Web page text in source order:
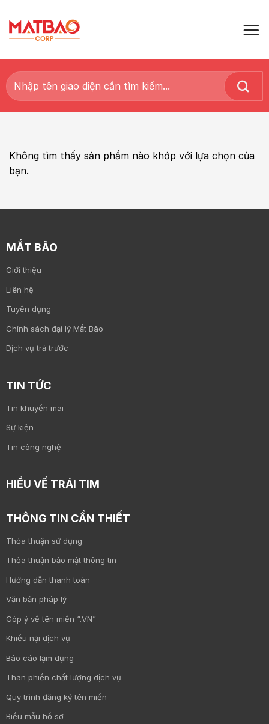
to
content
Tìm
kiếm:
Không tìm thấy sản phẩm nào khớp với lựa chọn của
bạn.
MẮT BÃO
Giới thiệu
Liên hệ
Tuyển dụng
Chính sách đại lý Mắt Bão
Dịch vụ trả trước
TIN TỨC
Tin khuyến mãi
Sự kiện
Tin công nghệ
HIỂU VỀ TRÁI TIM
THÔNG TIN CẦN THIẾT
Thỏa thuận sử dụng
Thỏa thuận bảo mật thông tin
Hướng dẫn thanh toán
Văn bản pháp lý
Góp ý về tên miền “.VN”
Khiếu nại dịch vụ
Báo cáo lạm dụng
Than phiền chất lượng dịch vụ
Quy trình đăng ký tên miền
Biểu mẫu hồ sơ